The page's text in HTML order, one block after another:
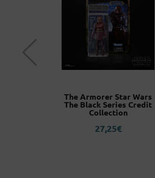
The Armorer Star Wars
The Black Series Credit
Collection
27,25€